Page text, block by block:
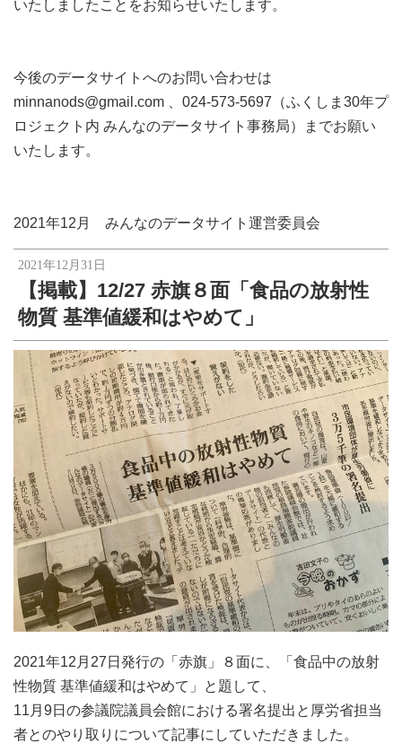
いたしましたことをお知らせいたします。
今後のデータサイトへのお問い合わせは
minnanods@gmail.com 、024-573-5697（ふくしま30年プ
ロジェクト内 みんなのデータサイト事務局）までお願い
いたします。
2021年12月 みんなのデータサイト運営委員会
2021年12月31日
【掲載】12/27 赤旗８面「食品の放射性
物質 基準値緩和はやめて」
2021年12月27日発行の「赤旗」８面に、「食品中の放射
性物質 基準値緩和はやめて」と題して、
11月9日の参議院議員会館における署名提出と厚労省担当
者とのやり取りについて記事にしていただきました。